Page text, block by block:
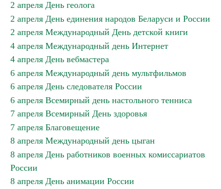
2 апреля День геолога
2 апреля День единения народов Беларуси и России
2 апреля Международный День детской книги
4 апреля Международный день Интернет
4 апреля День вебмастера
6 апреля Международный день мультфильмов
6 апреля День следователя России
6 апреля Всемирный день настольного тенниса
7 апреля Всемирный День здоровья
7 апреля Благовещение
8 апреля Международный день цыган
8 апреля День работников военных комиссариатов
России
8 апреля День анимации России